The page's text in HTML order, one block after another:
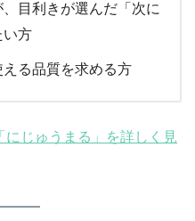
目利きが選んだ「次に
い方
る品質を求める方
にじゅうまる」を詳しく見